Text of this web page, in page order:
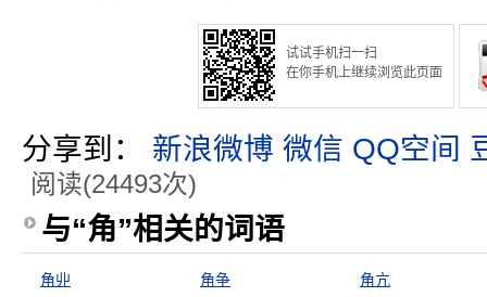
试试手机扫一扫
在你手机上继续浏览此页面
分享到： 新浪微博 微信 QQ空间
阅读(24493次)
与“角”相关的词语
角丱 角争
角亢